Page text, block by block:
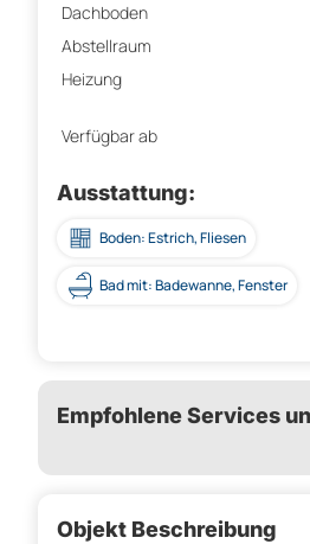
Dachboden
Abstellraum
Heizung
Verfügbar ab
Ausstattung:
Boden: Estrich, Fliesen
Bad mit: Badewanne, Fenster
Empfohlene Services
Objekt Beschreibung